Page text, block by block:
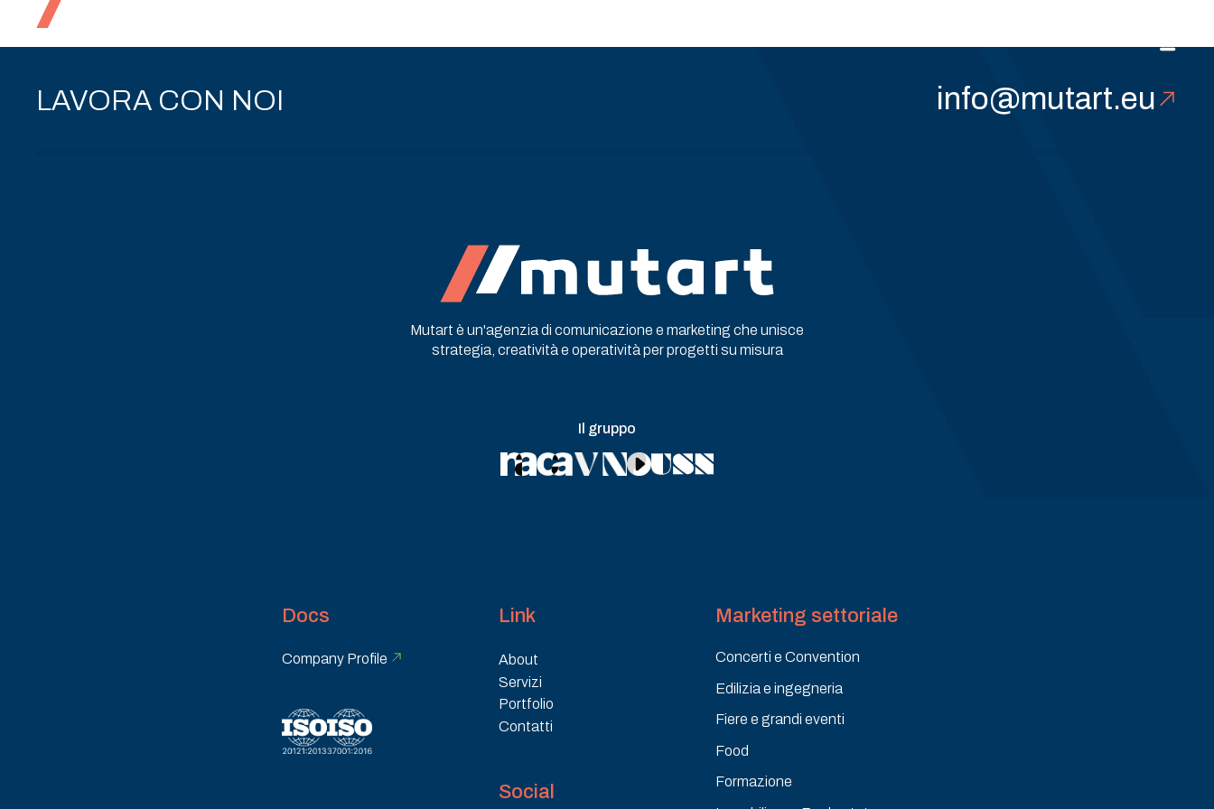
Food Marketing e Comunicazione
LAVORA CON NOI info@mutart.eu
Mutart è un'agenzia di comunicazione e marketing che unisce
strategia, creatività e operatività per progetti su misura
Il gruppo
Docs
Company Profile
Link
About
Servizi
Portfolio
Contatti
Social
Marketing settoriale
Concerti e Convention
Edilizia e ingegneria
Fiere e grandi eventi
Food
Formazione